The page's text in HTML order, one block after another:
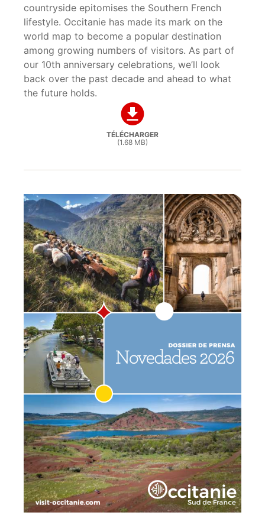
countryside epitomises the Southern French
lifestyle. Occitanie has made its mark on the
world map to become a popular destination
among growing numbers of visitors. As part of
our 10th anniversary celebrations, we’ll look
back over the past decade and ahead to what
the future holds.
TÉLÉCHARGER
(1.68 MB)